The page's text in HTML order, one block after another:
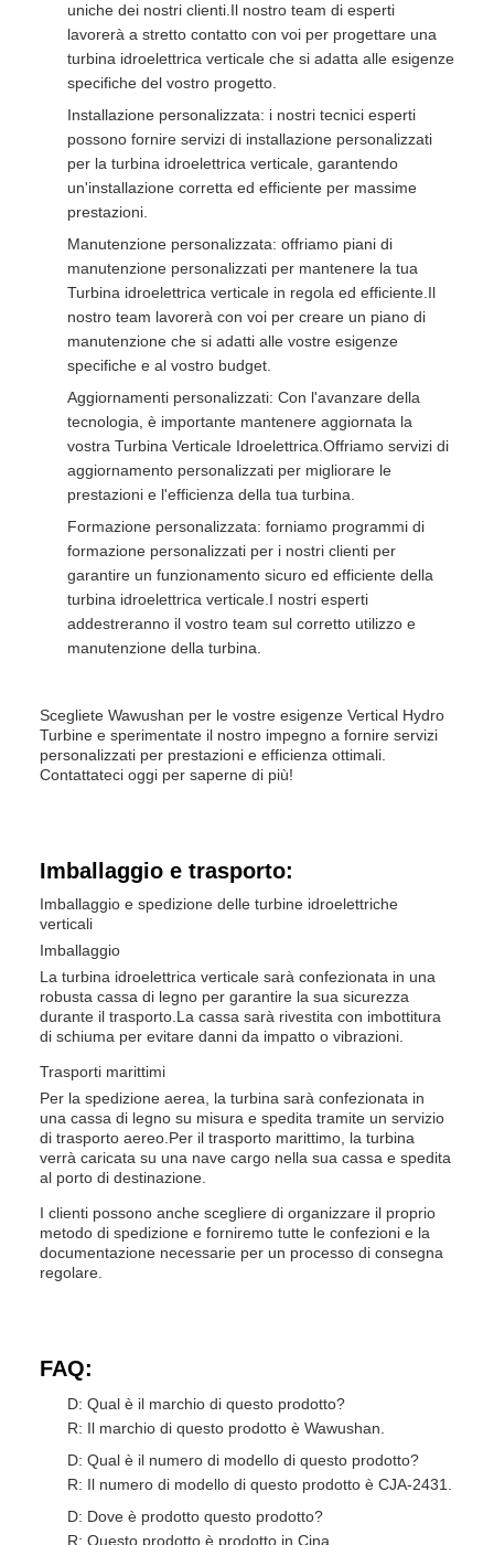
uniche dei nostri clienti.Il nostro team di esperti
lavorerà a stretto contatto con voi per progettare una
turbina idroelettrica verticale che si adatta alle esigenze
specifiche del vostro progetto.
Installazione personalizzata: i nostri tecnici esperti
possono fornire servizi di installazione personalizzati
per la turbina idroelettrica verticale, garantendo
un'installazione corretta ed efficiente per massime
prestazioni.
Manutenzione personalizzata: offriamo piani di
manutenzione personalizzati per mantenere la tua
Turbina idroelettrica verticale in regola ed efficiente.Il
nostro team lavorerà con voi per creare un piano di
manutenzione che si adatti alle vostre esigenze
specifiche e al vostro budget.
Aggiornamenti personalizzati: Con l'avanzare della
tecnologia, è importante mantenere aggiornata la
vostra Turbina Verticale Idroelettrica.Offriamo servizi di
aggiornamento personalizzati per migliorare le
prestazioni e l'efficienza della tua turbina.
Formazione personalizzata: forniamo programmi di
formazione personalizzati per i nostri clienti per
garantire un funzionamento sicuro ed efficiente della
turbina idroelettrica verticale.I nostri esperti
addestreranno il vostro team sul corretto utilizzo e
manutenzione della turbina.
Scegliete Wawushan per le vostre esigenze Vertical Hydro
Turbine e sperimentate il nostro impegno a fornire servizi
personalizzati per prestazioni e efficienza ottimali.
Contattateci oggi per saperne di più!
Imballaggio e trasporto:
Imballaggio e spedizione delle turbine idroelettriche
verticali
Imballaggio
La turbina idroelettrica verticale sarà confezionata in una
robusta cassa di legno per garantire la sua sicurezza
durante il trasporto.La cassa sarà rivestita con imbottitura
di schiuma per evitare danni da impatto o vibrazioni.
Trasporti marittimi
Per la spedizione aerea, la turbina sarà confezionata in
una cassa di legno su misura e spedita tramite un servizio
di trasporto aereo.Per il trasporto marittimo, la turbina
verrà caricata su una nave cargo nella sua cassa e spedita
al porto di destinazione.
I clienti possono anche scegliere di organizzare il proprio
metodo di spedizione e forniremo tutte le confezioni e la
documentazione necessarie per un processo di consegna
regolare.
FAQ:
D: Qual è il marchio di questo prodotto?
R: Il marchio di questo prodotto è Wawushan.
D: Qual è il numero di modello di questo prodotto?
R: Il numero di modello di questo prodotto è CJA-2431.
D: Dove è prodotto questo prodotto?
R: Questo prodotto è prodotto in Cina.